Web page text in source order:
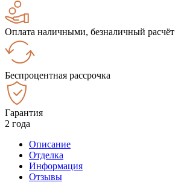
Оплата наличными, безналичный расчёт
Беспроцентная рассрочка
Гарантия
2 года
Описание
Отделка
Информация
Отзывы